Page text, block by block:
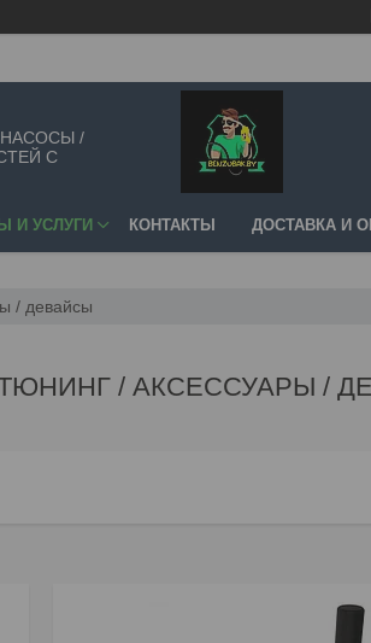
НАСОСЫ /
С
И УСЛУГИ КОНТАКТЫ ДОСТАВКА И
/ девайсы
/ АКСЕССУАРЫ /